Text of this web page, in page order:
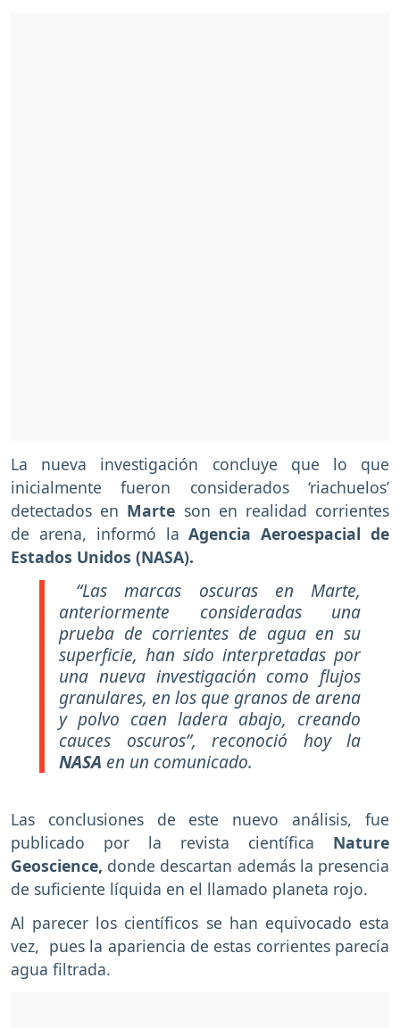
La nueva investigación concluye que lo que
inicialmente fueron considerados ‘riachuelos’
detectados en Marte son en realidad corrientes
de arena, informó la Agencia Aeroespacial de
Estados Unidos (NASA).
“Las marcas oscuras en Marte,
anteriormente consideradas una
prueba de corrientes de agua en su
superficie, han sido interpretadas por
una nueva investigación como flujos
granulares, en los que granos de arena
y polvo caen ladera abajo, creando
cauces oscuros”, reconoció hoy la
NASA en un comunicado.
Las conclusiones de este nuevo análisis, fue
publicado por la revista científica Nature
Geoscience, donde descartan además la presencia
de suficiente líquida en el llamado planeta rojo.
Al parecer los científicos se han equivocado esta
vez, pues la apariencia de estas corrientes parecía
agua filtrada.